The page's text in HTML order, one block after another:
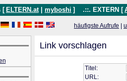
[ ELTERN.at myboshi ] .::. EXTERN [
häufigste Aufrufe
Link vorschlagen
Titel:
URL: